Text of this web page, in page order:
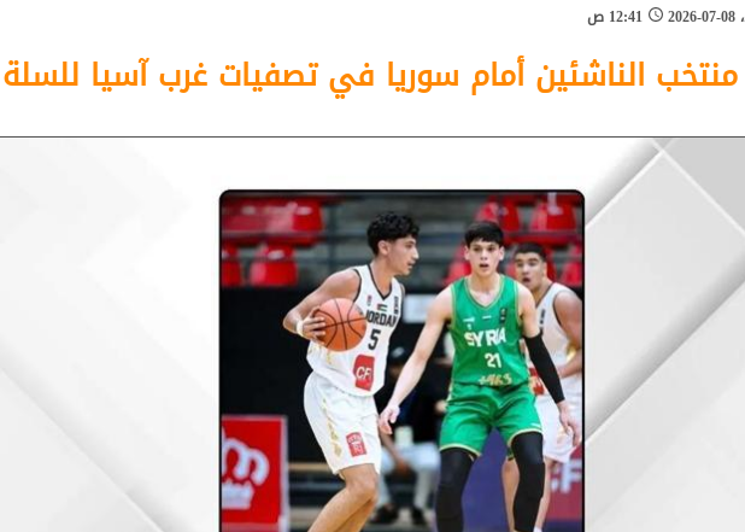
12:41 ص
منتخب الناشئين أمام سوريا في تصفيات غرب آسيا للسلة